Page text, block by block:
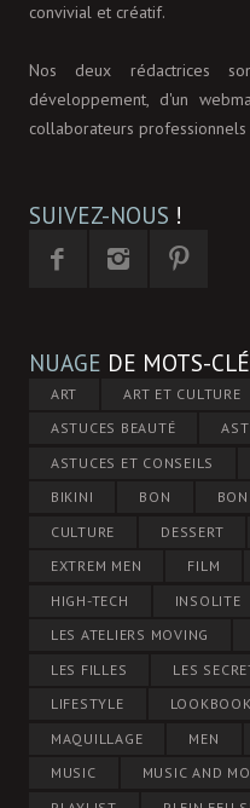
convivial et créatif.
Nos deux rédactrices
développement, d'un
collaborateurs professionnels
SUIVEZ-NOUS !
NUAGE DE MOTS-
ART ART ET CULTURE
ASTUCES BEAUTÉ
ASTUCES ET CONSEILS
BIKINI
BON
CULTURE
DESSERT
EXTREM MEN
FILM
HIGH-TECH
INSOLITE
LES ATELIERS MOVING
LES FILLES
LES
LIFESTYLE
LOOKBOOK
MAQUILLAGE
MEN
MUSIC
MUSIC AND